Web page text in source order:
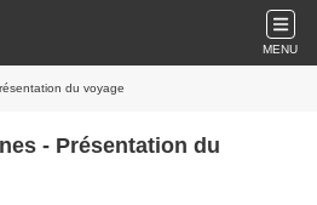
MENU
du voyage
- Présentation du